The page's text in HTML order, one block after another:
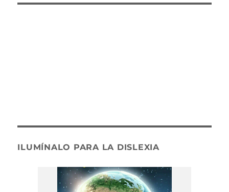
ILUMÍNALO PARA LA DISLEXIA